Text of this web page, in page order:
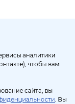
аналитики
чтобы вам
сайта, вы
. Вы